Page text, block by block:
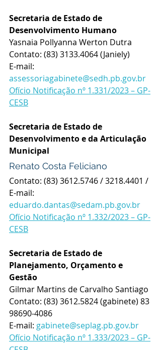
Secretaria de Estado de
Desenvolvimento Humano
Yasnaia Pollyanna Werton Dutra
Contato: (83) 3133.4064 (Janiely)
E-mail:
assessoriagabinete@sedh.pb.gov.br
Ofício Notificação nº 1.331/2023 – GP-
CESB
Secretaria de Estado de
Desenvolvimento e da Articulação
Municipal
Renato Costa Feliciano
Contato: (83) 3612.5746 / 3218.4401 /
E-mail:
eduardo.dantas@sedam.pb.gov.br
Ofício Notificação nº 1.332/2023 – GP-
CESB
Secretaria de Estado de
Planejamento, Orçamento e
Gestão
Gilmar Martins de Carvalho Santiago
Contato: (83) 3612.5824 (gabinete) 83
98690-4086
E-mail: gabinete@seplag.pb.gov.br
Ofício Notificação nº 1.333/2023 – GP-